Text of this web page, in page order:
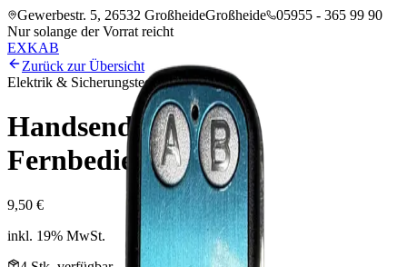
Gewerbestr. 5, 26532 GroßheideGroßheide
05955 - 365 99 90
Nur solange der Vorrat reicht
EXKAB
Zurück zur Übersicht
Elektrik & Sicherungstechnik
Handsender für
Fernbedienung
9,50 €
inkl. 19% MwSt.